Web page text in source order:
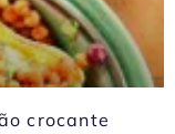
crocante